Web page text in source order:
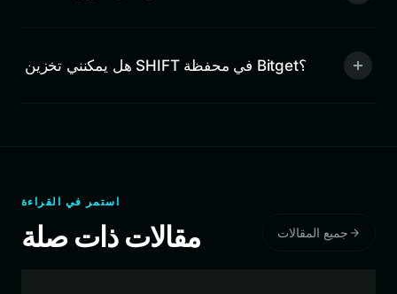
هل يمكنني تخزين SHIFT في محفظة Bitget؟
استمر في القراءة
مقالات ذات صلة جميع المقالات